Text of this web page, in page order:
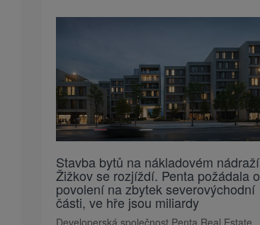
Stavba bytů na nákladovém nádraží
Žižkov se rozjíždí. Penta požádala o
povolení na zbytek severovýchodní
části, ve hře jsou miliardy
Developerská společnost Penta Real Estate